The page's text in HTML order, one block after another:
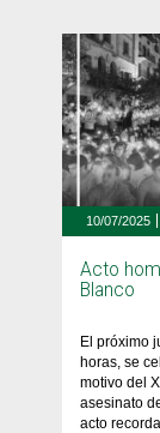
10/07/2025
Acto
Blanco
El próximo
horas, se
motivo del
asesinato
acto